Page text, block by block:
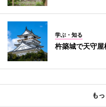
学ぶ・知る
杵築城で天守
も